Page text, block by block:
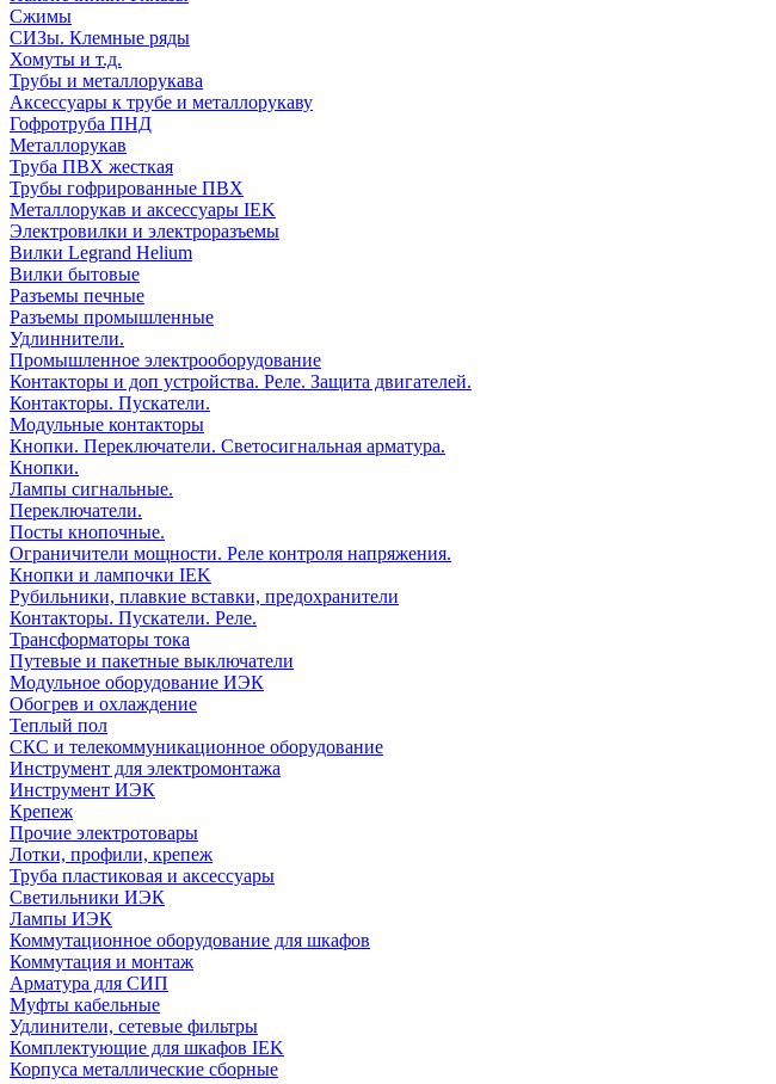
Сжимы
СИЗы. Клемные ряды
Хомуты и т.д.
Трубы и металлорукава
Аксессуары к трубе и металлорукаву
Гофротруба ПНД
Металлорукав
Труба ПВХ жесткая
Трубы гофрированные ПВХ
Металлорукав и аксессуары IEK
Электровилки и электроразъемы
Вилки Legrand Helium
Вилки бытовые
Разъемы печные
Разъемы промышленные
Удлиннители.
Промышленное электрооборудование
Контакторы и доп устройства. Реле. Защита двигателей.
Контакторы. Пускатели.
Модульные контакторы
Кнопки. Переключатели. Светосигнальная арматура.
Кнопки.
Лампы сигнальные.
Переключатели.
Посты кнопочные.
Ограничители мощности. Реле контроля напряжения.
Кнопки и лампочки IEK
Рубильники, плавкие вставки, предохранители
Контакторы. Пускатели. Реле.
Трансформаторы тока
Путевые и пакетные выключатели
Модульное оборудование ИЭК
Обогрев и охлаждение
Теплый пол
СКС и телекоммуникационное оборудование
Инструмент для электромонтажа
Инструмент ИЭК
Крепеж
Прочие электротовары
Лотки, профили, крепеж
Труба пластиковая и аксессуары
Светильники ИЭК
Лампы ИЭК
Коммутационное оборудование для шкафов
Коммутация и монтаж
Арматура для СИП
Муфты кабельные
Удлинители, сетевые фильтры
Комплектующие для шкафов IEK
Корпуса металлические сборные